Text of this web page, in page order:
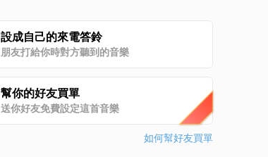
設成自己的來電答鈴
朋友打給你時對方聽到的音樂
幫你的好友買單
送你好友免費設定這首音樂
如何幫好友買單